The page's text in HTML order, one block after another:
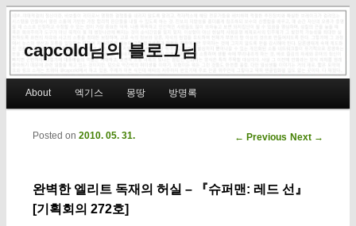
capcold님의 블로그님
Skip to primary content
Skip to secondary content
About 엑기스 몽땅 방명록
Post navigation
← Previous Next →
완벽한 엘리트 독재의 허실 – 『슈퍼맨: 레드 선』
[기획회의 272호]
Posted on 2010. 05. 31.